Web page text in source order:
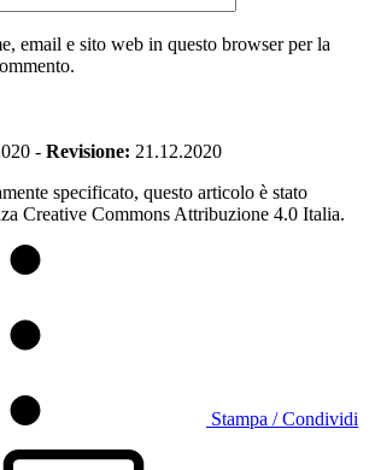
email e sito web in questo browser per la
- Revisione: 21.12.2020
specificato, questo articolo è stato
Creative Commons Attribuzione 4.0 Italia.
Stampa / Condividi